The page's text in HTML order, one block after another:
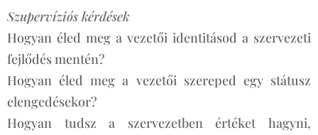
Szupervíziós kérdések
Hogyan éled meg a vezetői identitásod a szervezeti
fejlődés mentén?
Hogyan éled meg a vezetői szereped egy státusz
elengedésekor?
Hogyan tudsz a szervezetben értéket hagyni,